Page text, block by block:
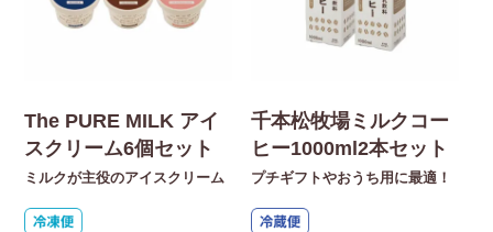
The PURE MILK アイ
スクリーム6個セット
ミルクが主役のアイスクリーム
千本松牧場ミルクコー
ヒー1000ml2本セット
プチギフトやおうち用に最適！